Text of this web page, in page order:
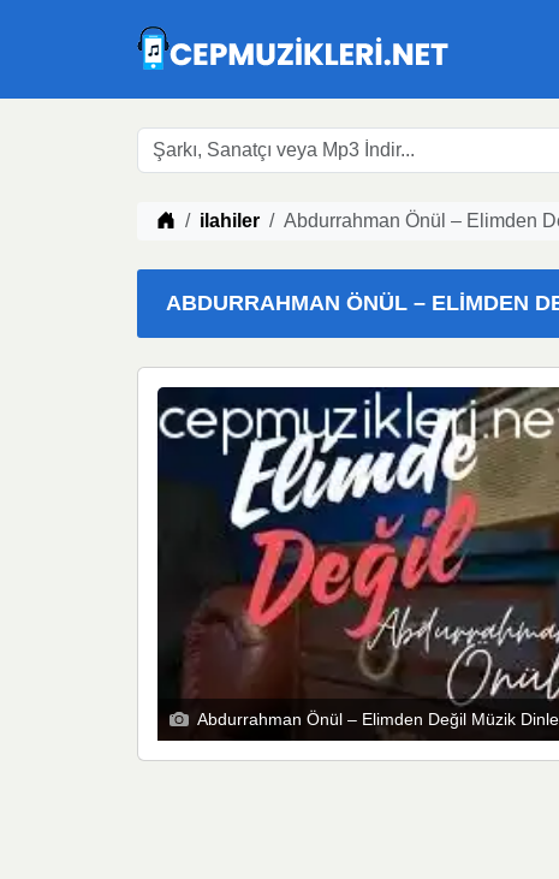
Müzik indir
ilahiler Abdurrahman Önül – Elimden
ABDURRAHMAN ÖNÜL – ELIMDEN
Abdurrahman Önül – Elimden Değil Müzik Dinle